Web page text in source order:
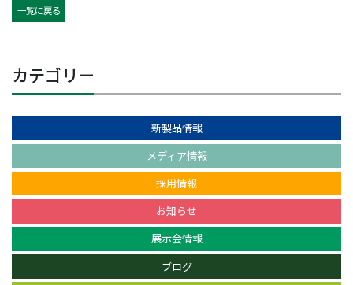
一覧に戻る
カテゴリー
新製品情報
メディア情報
採用情報
お知らせ
展示会情報
ブログ